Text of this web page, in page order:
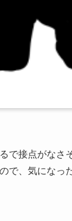
で接点がな
で、気になっ